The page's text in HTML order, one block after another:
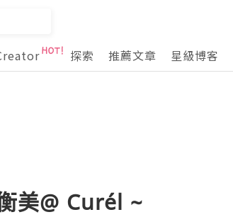
探索 推薦文章 星級博客
美@ Curél ~